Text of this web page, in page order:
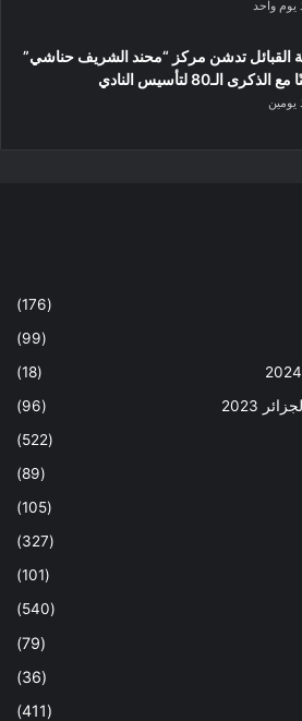
يوم واحد
القبائل تدشن مركز “محند الشريف حناشي”
الذكرى الـ80 لتأسيس النادي
يومين
(176)
(99)
(18)
2023
(96)
(522)
(89)
(105)
(327)
(101)
(540)
(79)
(36)
(411)